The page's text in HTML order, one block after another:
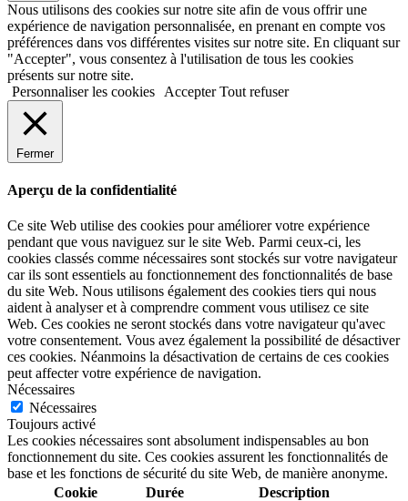
Nous utilisons des cookies sur notre site afin de vous offrir une
expérience de navigation personnalisée, en prenant en compte vos
préférences dans vos différentes visites sur notre site. En cliquant sur
"Accepter", vous consentez à l'utilisation de tous les cookies
présents sur notre site.
Personnaliser les cookies
Accepter Tout refuser
Fermer
Aperçu de la confidentialité
Ce site Web utilise des cookies pour améliorer votre expérience
pendant que vous naviguez sur le site Web. Parmi ceux-ci, les
cookies classés comme nécessaires sont stockés sur votre navigateur
car ils sont essentiels au fonctionnement des fonctionnalités de base
du site Web. Nous utilisons également des cookies tiers qui nous
aident à analyser et à comprendre comment vous utilisez ce site
Web. Ces cookies ne seront stockés dans votre navigateur qu'avec
votre consentement. Vous avez également la possibilité de désactiver
ces cookies. Néanmoins la désactivation de certains de ces cookies
peut affecter votre expérience de navigation.
Nécessaires
Nécessaires
Toujours activé
Les cookies nécessaires sont absolument indispensables au bon
fonctionnement du site. Ces cookies assurent les fonctionnalités de
base et les fonctions de sécurité du site Web, de manière anonyme.
Cookie
Durée Description